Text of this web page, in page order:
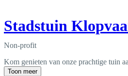
Stadstuin
Non-profit
Kom genieten van onze prachtige tuin
Toon meer